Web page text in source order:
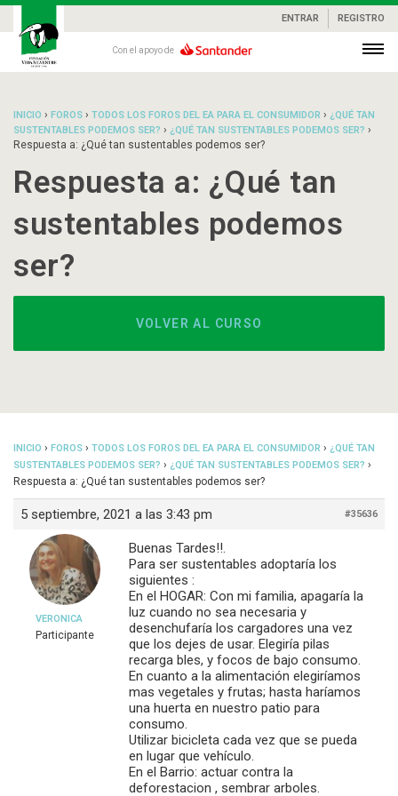
ENTRAR REGISTRO
Con el apoyo de
INICIO › FOROS › TODOS LOS FOROS DEL EA PARA EL CONSUMIDOR › ¿QUÉ TAN
SUSTENTABLES PODEMOS SER? › ¿QUÉ TAN SUSTENTABLES PODEMOS SER? ›
Respuesta a: ¿Qué tan sustentables podemos ser?
Respuesta a: ¿Qué tan
sustentables podemos
ser?
VOLVER AL CURSO
INICIO › FOROS › TODOS LOS FOROS DEL EA PARA EL CONSUMIDOR › ¿QUÉ TAN
SUSTENTABLES PODEMOS SER? › ¿QUÉ TAN SUSTENTABLES PODEMOS SER? ›
Respuesta a: ¿Qué tan sustentables podemos ser?
5 septiembre, 2021 a las 3:43 pm #35636
VERONICA
Participante
Buenas Tardes!!.
Para ser sustentables adoptaría los
siguientes :
En el HOGAR: Con mi familia, apagaría la
luz cuando no sea necesaria y
desenchufaría los cargadores una vez
que los dejes de usar. Elegiría pilas
recarga bles, y focos de bajo consumo.
En cuanto a la alimentación elegiríamos
mas vegetales y frutas; hasta haríamos
una huerta en nuestro patio para
consumo.
Utilizar bicicleta cada vez que se pueda
en lugar que vehículo.
En el Barrio: actuar contra la
deforestacion , sembrar arboles.